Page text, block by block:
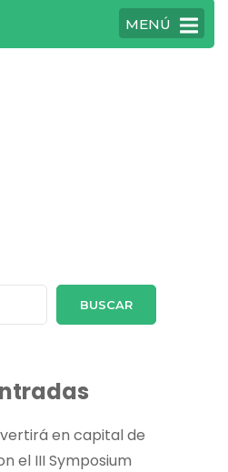
MENÚ
BUSCAR
en capital de
el III Symposium